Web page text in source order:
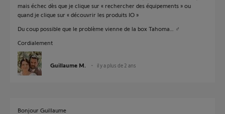
mais échec dès que je clique sur « rechercher des équipements » ou
quand je clique sur « découvrir les produits IO »
Du coup possible que le problème vienne de la box Tahoma… ‍♂️
Cordialement
Guillaume M. il y a plus de 2 ans
Bonjour Guillaume